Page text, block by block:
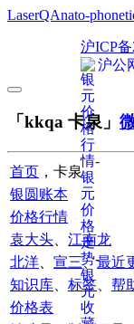
LaserQAnato-
沪ICP备
沪公
「kkqa 卡泉」
首页 ，卡泉
银圆账本
价格行情
袁大头
江南龙
北洋
宣三、最近
知识库
标签
帮
价格表